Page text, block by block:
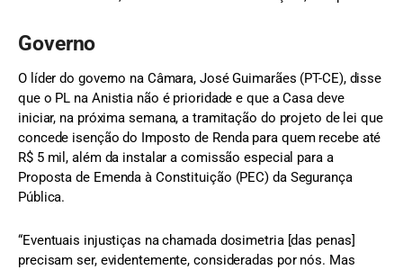
Governo
O líder do governo na Câmara, José Guimarães (PT-CE), disse
que o PL na Anistia não é prioridade e que a Casa deve
iniciar, na próxima semana, a tramitação do projeto de lei que
concede isenção do Imposto de Renda para quem recebe até
R$ 5 mil, além da instalar a comissão especial para a
Proposta de Emenda à Constituição (PEC) da Segurança
Pública.
“Eventuais injustiças na chamada dosimetria [das penas]
precisam ser, evidentemente, consideradas por nós. Mas